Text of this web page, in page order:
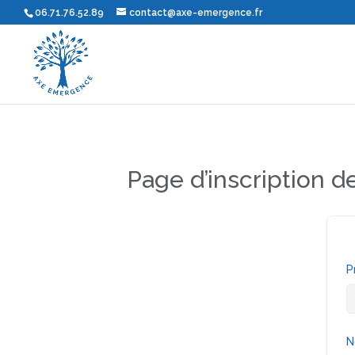
06.71.76.52.89 contact@axe-emergence.fr
Page d’inscription